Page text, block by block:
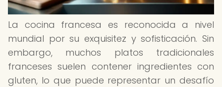
La cocina francesa es reconocida a nivel
mundial por su exquisitez y sofisticación. Sin
embargo, muchos platos tradicionales
franceses suelen contener ingredientes con
gluten, lo que puede representar un desafío